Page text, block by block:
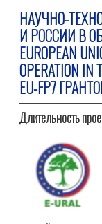
НАУЧНО-
И РОССИИ В
EUROPEAN
OPERATION IN
EU-FP7
Длительность